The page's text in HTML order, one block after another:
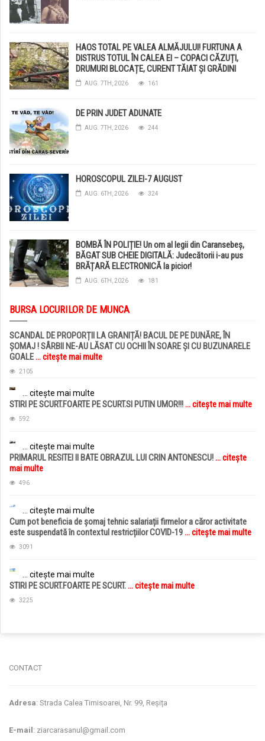
HAOS TOTAL PE VALEA ALMĂJULUI! FURTUNA A
DISTRUS TOTUL ÎN CALEA EI – COPACI CĂZUȚI,
DRUMURI BLOCAȚE, CURENT TĂIAT ȘI GRĂDINI
DISTRUSE DE GRINDINĂ!
AUG. 7TH, 2026 161
DE PRIN JUDET ADUNATE
AUG. 7TH, 2026 244
HOROSCOPUL ZILEI-7 AUGUST
AUG. 6TH, 2026 324
BOMBĂ ÎN POLIȚIE! Un om al legii din Caransebeș,
BĂGAT SUB CHEIE DIGITALĂ: Judecătorii i-au pus
BRĂȚARĂ ELECTRONICĂ la picior!
AUG. 6TH, 2026 181
BURSA LOCURILOR DE MUNCA
SCANDAL DE PROPORȚII LA GRANIȚĂ! BACUL DE PE DUNĂRE, ÎN
ȘOMAJ ! SÂRBII NE-AU LĂSAT CU OCHII ÎN SOARE ȘI CU BUZUNARELE
GOALE... citește mai multe
2105
... citește mai multe
STIRI PE SCURT.FOARTE PE SCURT.SI PUTIN UMOR!!!... citește mai multe
592
... citește mai multe
PRIMARUL RESITEI II BATE OBRAZUL LUI CRIN ANTONESCU!... citește
mai multe
496
... citește mai multe
Cum pot beneficia de șomaj tehnic salariații firmelor a căror activitate
este suspendată în contextul restricțiilor COVID-19... citește mai multe
3091
... citește mai multe
STIRI PE SCURT.FOARTE PE SCURT.... citește mai multe
3225
CONTACT
Adresa: Strada Calea Timisoarei, Nr. 99, Reșița
E-mail : ziarcarasanul@gmail.com